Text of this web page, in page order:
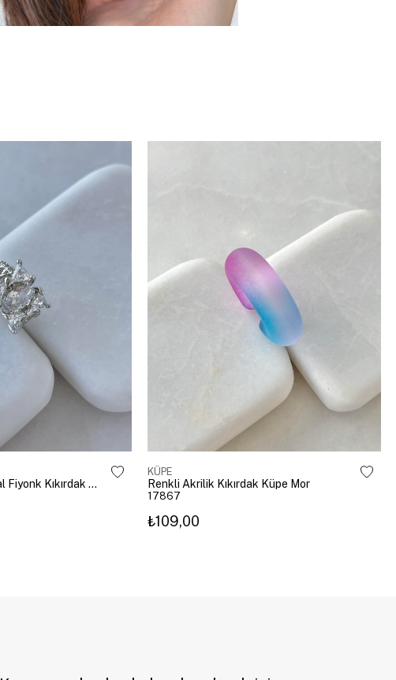
Altın Kaplama Kristal Fiyonk Kıkırdak Küpe Gümüş
KÜPE
Renkli Akrilik Kıkırdak Küpe Mor
17867
₺109,00